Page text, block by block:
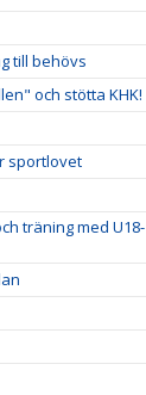
till behövs
och stötta KHK!
sportlovet
träning med U18-